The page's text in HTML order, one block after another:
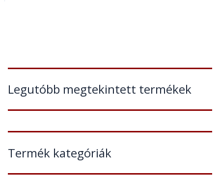
Legutóbb megtekintett termékek
Termék kategóriák